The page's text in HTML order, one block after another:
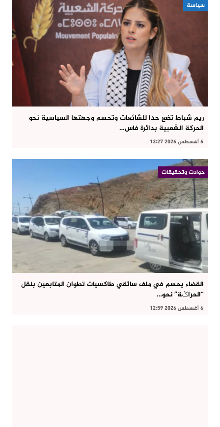
سياسة
ريم شباط تضع حدا للشائعات وتحسم وجهتها السياسية نحو
الحركة الشعبية بدائرة فاس…
6 أغسطس 2026 13:27
حوادت وتحقيقات
القضاء يحسم في ملف سائقي طاكسيات تطوان المتابعين بنقل
“الحراݣة” نحو…
6 أغسطس 2026 12:59